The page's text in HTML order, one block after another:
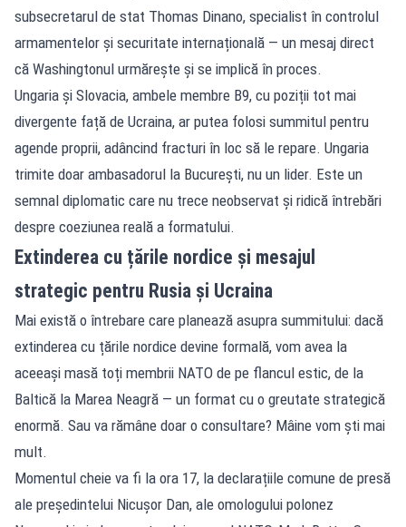
subsecretarul de stat Thomas Dinano, specialist în controlul
armamentelor și securitate internațională — un mesaj direct
că Washingtonul urmărește și se implică în proces.
Ungaria și Slovacia, ambele membre B9, cu poziții tot mai
divergente față de Ucraina, ar putea folosi summitul pentru
agende proprii, adâncind fracturi în loc să le repare. Ungaria
trimite doar ambasadorul la București, nu un lider. Este un
semnal diplomatic care nu trece neobservat și ridică întrebări
despre coeziunea reală a formatului.
Extinderea cu țările nordice și mesajul
strategic pentru Rusia și Ucraina
Mai există o întrebare care planează asupra summitului: dacă
extinderea cu țările nordice devine formală, vom avea la
aceeași masă toți membrii NATO de pe flancul estic, de la
Baltică la Marea Neagră — un format cu o greutate strategică
enormă. Sau va rămâne doar o consultare? Mâine vom ști mai
mult.
Momentul cheie va fi la ora 17, la declarațiile comune de presă
ale președintelui Nicușor Dan, ale omologului polonez